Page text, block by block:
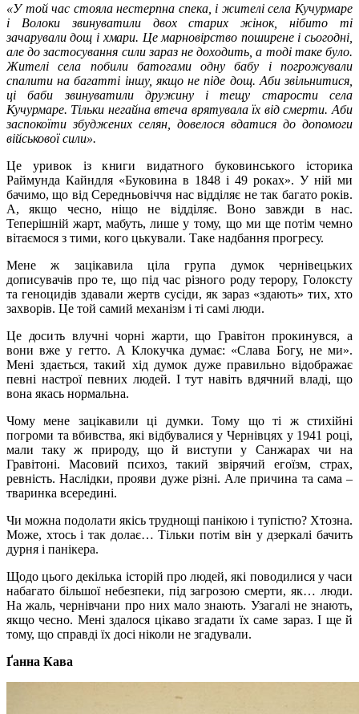
«У той час стояла нестерпна спека, і жителі села Кучурмаре
і Волоки звинуватили двох старих жінок, нібито ті
зачарували дощ і хмари. Це марновірство поширене і сьогодні,
але до застосування сили зараз не доходить, а тоді таке було.
Жителі села побили батогами одну бабу і погрожували
спалити на багатті іншу, якщо не піде дощ. Аби звільнитися,
ці баби звинуватили дружину і тещу старости села
Кучурмаре. Тільки негайна втеча врятувала їх від смерти. Аби
заспокоїти збуджених селян, довелося вдатися до допомоги
військової сили».
Це уривок із книги видатного буковинського історика
Раймунда Кайндля «Буковина в 1848 і 49 роках». У ній ми
бачимо, що від Середньовіччя нас відділяє не так багато років.
А, якщо чесно, ніщо не відділяє. Воно завжди в нас.
Теперішній жарт, мабуть, лише у тому, що ми ще потім чемно
вітаємося з тими, кого цькували. Таке надбання прогресу.
Мене ж зацікавила ціла група думок чернівецьких
дописувачів про те, що під час різного роду терору, Голоксту
та геноцидів здавали жертв сусіди, як зараз «здають» тих, хто
захворів. Це той самий механізм і ті самі люди.
Це досить влучні чорні жарти, що Гравітон прокинувся, а
вони вже у гетто. А Клокучка думає: «Слава Богу, не ми».
Мені здається, такий хід думок дуже правильно відображає
певні настрої певних людей. І тут навіть вдячний владі, що
вона якась нормальна.
Чому мене зацікавили ці думки. Тому що ті ж стихійні
погроми та вбивства, які відбувалися у Чернівцях у 1941 році,
мали таку ж природу, що й виступи у Санжарах чи на
Гравітоні. Масовий психоз, такий звірячий егоїзм, страх,
ревність. Наслідки, прояви дуже різні. Але причина та сама –
тваринка всередині.
Чи можна подолати якісь труднощі панікою і тупістю? Хтозна.
Може, хтось і так долає… Тільки потім він у дзеркалі бачить
дурня і панікера.
Щодо цього декілька історій про людей, які поводилися у часи
набагато більшої небезпеки, під загрозою смерти, як… люди.
На жаль, чернівчани про них мало знають. Узагалі не знають,
якщо чесно. Мені здалося цікаво згадати їх саме зараз. І ще й
тому, що справді їх досі ніколи не згадували.
Ґанна Кава